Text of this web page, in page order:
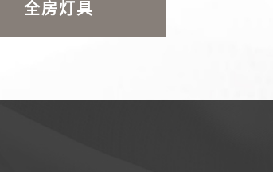
全房灯具